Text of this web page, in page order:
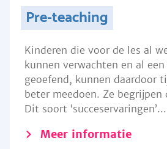
Pre-teaching
Kinderen die voor de les al
kunnen verwachten en al
geoefend, kunnen daardoor
beter meedoen. Ze begrijpen
Dit soort ‘succeservaringen’...
Meer informatie